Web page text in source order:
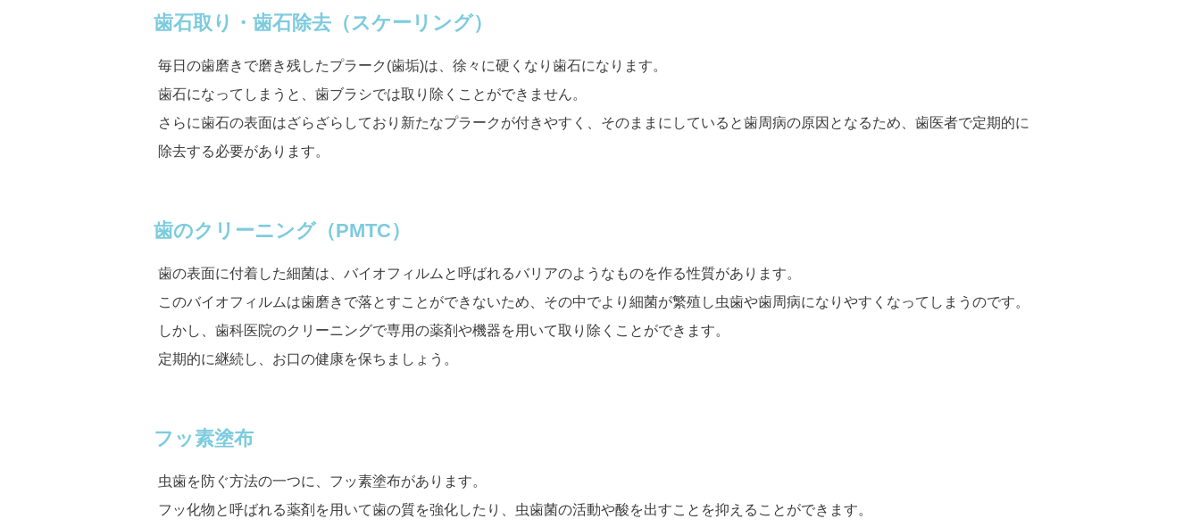
歯石取り・歯石除去（スケーリング）
毎日の歯磨きで磨き残したプラーク(歯垢)は、徐々に硬くなり歯石になります。
歯石になってしまうと、歯ブラシでは取り除くことができません。
さらに歯石の表面はざらざらしており新たなプラークが付きやすく、そのままにしていると歯周病の原因となるため、歯医者で定期的に
除去する必要があります。
歯のクリーニング（PMTC）
歯の表面に付着した細菌は、バイオフィルムと呼ばれるバリアのようなものを作る性質があります。
このバイオフィルムは歯磨きで落とすことができないため、その中でより細菌が繁殖し虫歯や歯周病になりやすくなってしまうのです。
しかし、歯科医院のクリーニングで専用の薬剤や機器を用いて取り除くことができます。
定期的に継続し、お口の健康を保ちましょう。
フッ素塗布
虫歯を防ぐ方法の一つに、フッ素塗布があります。
フッ化物と呼ばれる薬剤を用いて歯の質を強化したり、虫歯菌の活動や酸を出すことを抑えることができます。